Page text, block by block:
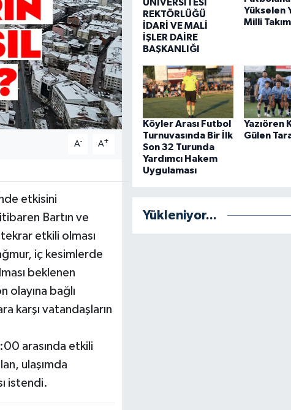
A- A+
etkisini
Bartın ve
etkili olması
iç kesimlerde
beklenen
olayına bağlı
karşı vatandaşların
arasında etkili
ulaşımda
istendi.
ÜNİVERSİTESİ
REKTÖRLÜĞÜ
İDARİ VE MALİ
İŞLER DAİRE
BAŞKANLIĞI
Yükselen
Milli
Köyler Arası Futbol
Turnuvasında Bir İlk
Son 32 Turunda
Yardımcı Hakem
Uygulaması
Yazıören
Gülen
Yükleniyor...